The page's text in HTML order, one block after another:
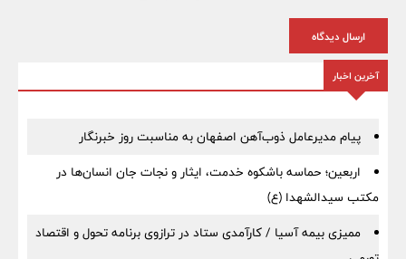
ارسال دیدگاه
آخرین اخبار
پیام مدیرعامل ذوب‌آهن اصفهان به مناسبت روز خبرنگار
اربعین؛ حماسه باشکوه خدمت، ایثار و نجات جان انسان‌ها در
مکتب سیدالشهدا (ع)
ممیزی بیمه آسیا / کارآمدی ستاد در ترازوی برنامه تحول و اقتصاد